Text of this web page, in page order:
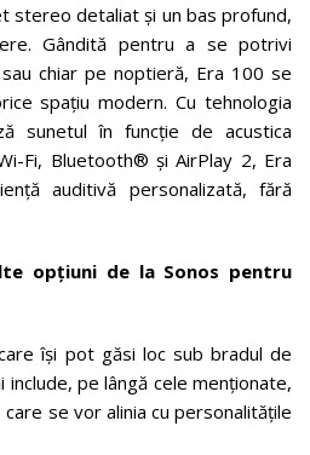
stereo detaliat și un bas profund,
Gândită pentru a se potrivi
chiar pe noptieră, Era 100 se
spațiu modern. Cu tehnologia
sunetul în funcție de acustica
Fi, Bluetooth® și AirPlay 2, Era
auditivă personalizată, fără
opțiuni de la Sonos pentru
își pot găsi loc sub bradul de
pe lângă cele menționate,
se vor alinia cu personalitățile